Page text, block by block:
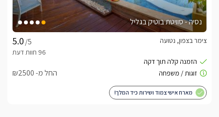
נסיה - סוויטת בוטיק בגליל
/5
צימר בצפון, נטועה
החל מ- ₪2500
מארח אישי צמוד ושירות כיד המלך!